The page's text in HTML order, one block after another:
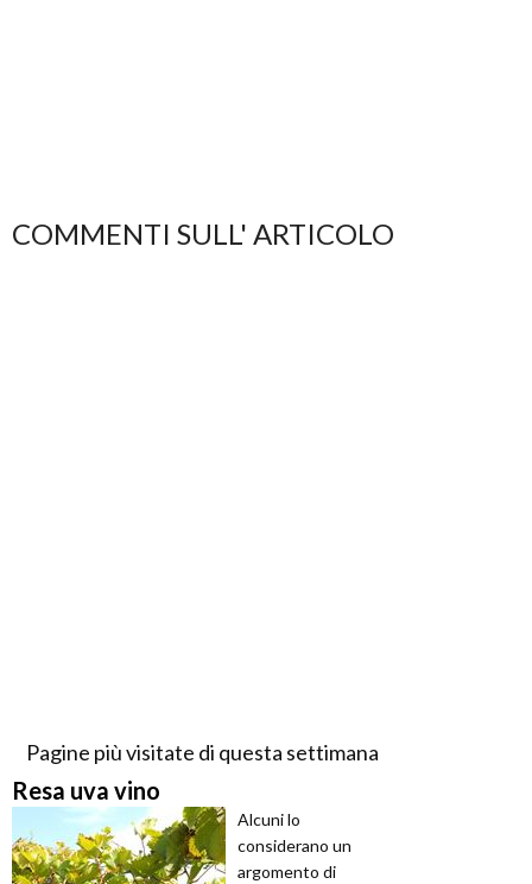
COMMENTI SULL' ARTICOLO
Pagine più visitate di questa settimana
Resa uva vino
Alcuni lo
considerano un
argomento di